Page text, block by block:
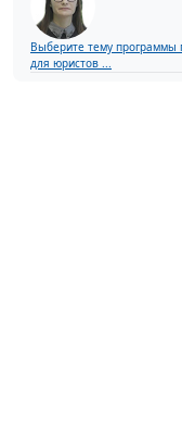
Выберите тему
для юристов ...